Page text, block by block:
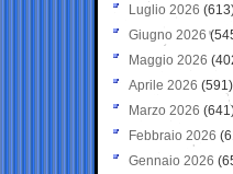
Luglio 2026
Giugno 2026
Maggio 2026
Aprile 2026 (591)
Marzo 2026
Febbraio 2026
Gennaio 2026